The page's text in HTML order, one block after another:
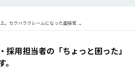
。セクハラクレームになった面接官...。
採用担当者の「ちょっと困った」